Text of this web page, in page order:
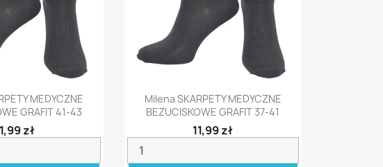
podgląd
MEDYCZNE
GRAFIT 41-43
zł
Szybki podgląd
Milena SKARPETY MEDYCZNE
BEZUCISKOWE GRAFIT 37-41
11,99 zł